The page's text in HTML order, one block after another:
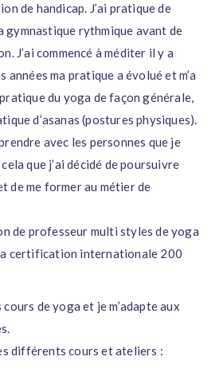
de handicap. J’ai pratique de
gymnastique rythmique avant de
J’ai commencé à méditer il y a
années ma pratique a évolué et m’a
du yoga de façon générale,
d’asanas (postures physiques).
avec les personnes que je
que j’ai décidé de poursuivre
de me former au métier de
de professeur multi styles de yoga
certification internationale 200
de yoga et je m’adapte aux
différents cours et ateliers :